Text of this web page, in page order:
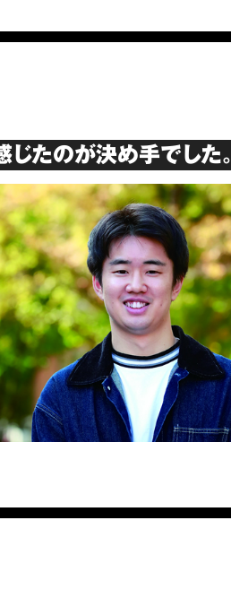
たのが決め手でした。